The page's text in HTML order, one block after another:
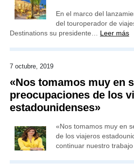
En el marco del
del touroperador de
Destinations su presidente… Leer más
7 octubre, 2019
«Nos tomamos muy en
preocupaciones de los
estadounidenses»
«Nos tomamos muy en
de los viajeros
continuar nuestro